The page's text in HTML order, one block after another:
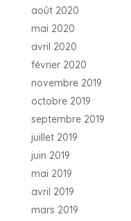
août 2020
mai 2020
avril 2020
février 2020
novembre 2019
octobre 2019
septembre 2019
juillet 2019
juin 2019
mai 2019
avril 2019
mars 2019